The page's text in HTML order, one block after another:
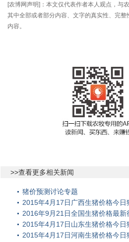
[农博网声明]：本文仅代表作者本人观点，与
其中全部或者部分内容、文字的真实性、完
内容。
>>查看更多相关新闻
猪价预测讨论专题
2015年4月17日广西生猪价格今日
2016年9月21日全国生猪价格最新
2015年4月17日山东生猪价格今日
2015年4月17日河南生猪价格今日